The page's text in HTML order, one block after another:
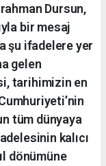
Dursun,
bir mesaj
şu ifadelere yer
gelen
tarihimizin en
tüm dünyaya
kalıcı
dönümüne